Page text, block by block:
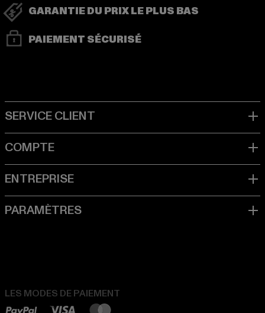
GARANTIE DU PRIX LE PLUS BAS
PAIEMENT SÉCURISÉ
LES MODES DE PAIEMENT